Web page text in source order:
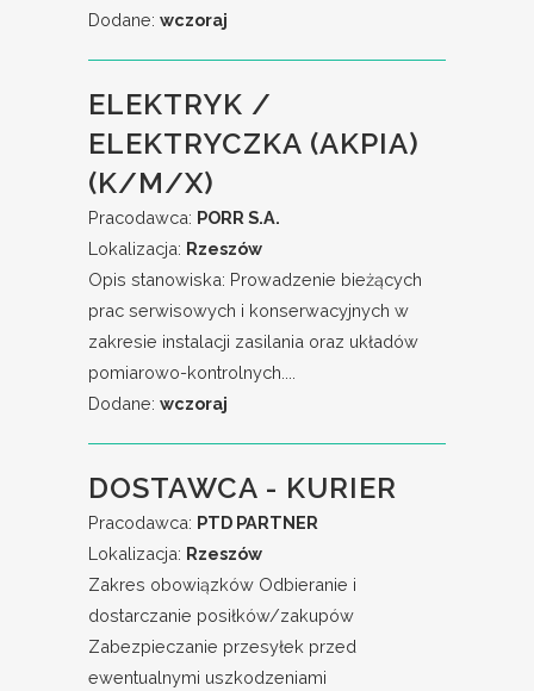
Dodane: wczoraj
ELEKTRYK /
ELEKTRYCZKA (AKPIA)
(K/M/X)
Pracodawca: PORR S.A.
Lokalizacja: Rzeszów
Opis stanowiska: Prowadzenie bieżących
prac serwisowych i konserwacyjnych w
zakresie instalacji zasilania oraz układów
pomiarowo-kontrolnych....
Dodane: wczoraj
DOSTAWCA - KURIER
Pracodawca: PTD PARTNER
Lokalizacja: Rzeszów
Zakres obowiązków Odbieranie i
dostarczanie posiłków/zakupów
Zabezpieczanie przesyłek przed
ewentualnymi uszkodzeniami